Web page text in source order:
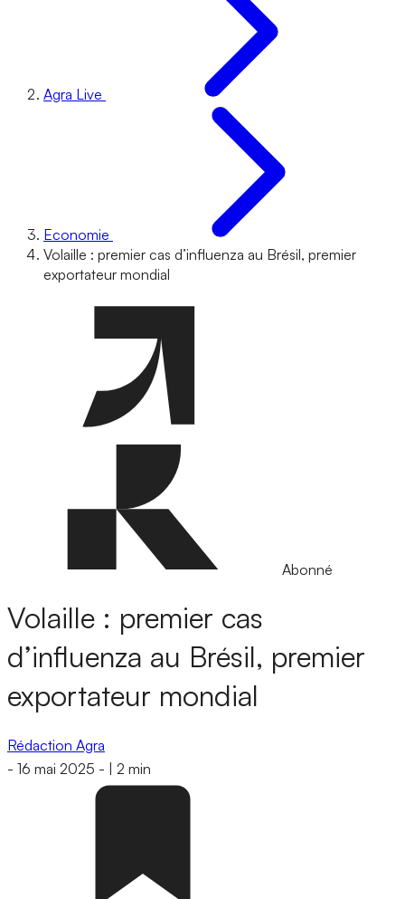
Agra Live
Economie
Volaille : premier cas d’influenza au Brésil, premier
exportateur mondial
Abonné
Volaille : premier cas
d’influenza au Brésil, premier
exportateur mondial
Rédaction Agra
- 16 mai 2025 - 2 min